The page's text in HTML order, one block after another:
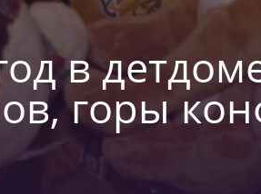
в
горы